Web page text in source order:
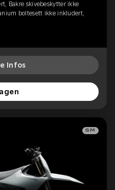
Bakre skivebeskytter ikke
boltesett ikke inkludert,
Infos
SM